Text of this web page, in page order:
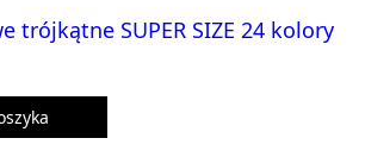
trójkątne SUPER SIZE 24 kolory